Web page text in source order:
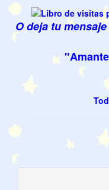
O deja tu